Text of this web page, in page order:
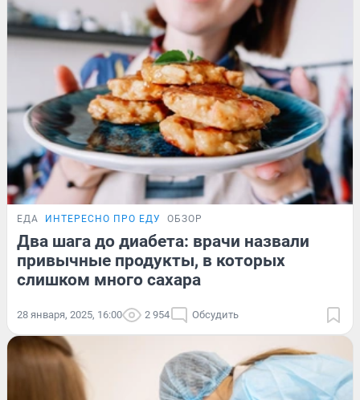
ЕДА ИНТЕРЕСНО ПРО ЕДУ ОБЗОР
Два шага до диабета: врачи назвали
привычные продукты, в которых
слишком много сахара
28 января, 2025, 16:00 2 954 Обсудить